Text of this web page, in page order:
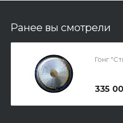
Ранее вы смотрели
Гонг
335